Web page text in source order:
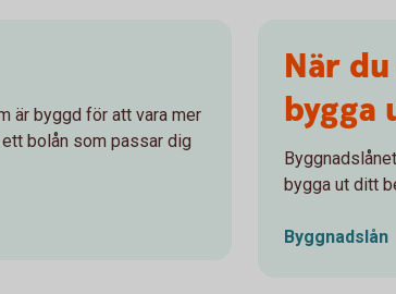
är byggd för att vara mer
bolån som passar dig
När
bygga
bygga ut ditt
Byggnadslån